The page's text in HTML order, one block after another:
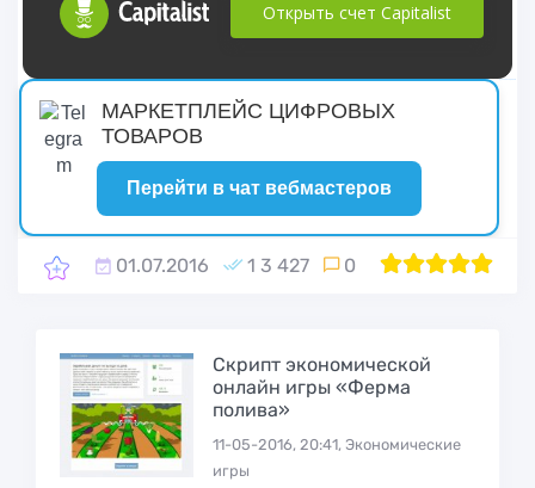
Открыть счет Capitalist
МАРКЕТПЛЕЙС ЦИФРОВЫХ
ТОВАРОВ
Перейти в чат вебмастеров
01.07.2016 1 3 427 0 100
1 2 3 4 5
Cкрипт экономической
онлайн игры «Ферма
полива»
11-05-2016, 20:41, Экономические
игры